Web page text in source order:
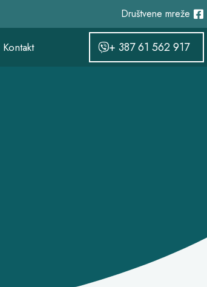
Društvene mreže
Kontakt + 387 61 562 917